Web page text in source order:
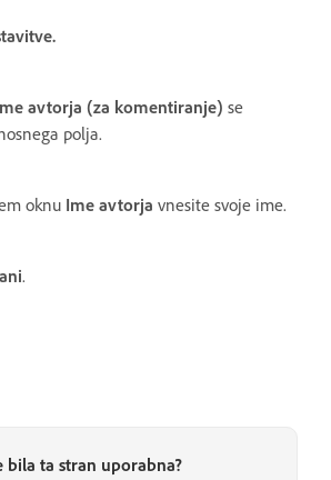
avtorja (za komentiranje) se
polja.
oknu Ime avtorja vnesite svoje ime.
.
bila ta stran uporabna?